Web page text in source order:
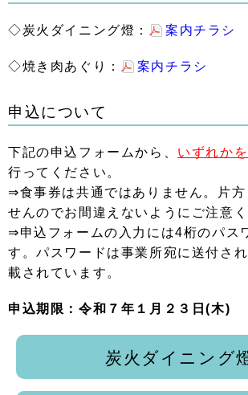
◇炭火ダイニング燈： 案内チラシ
◇焼き肉あぐり： 案内チラシ
申込について
下記の申込フォームから、 いずれか
行ってください。
⇒食事券は共通ではありません。片方
せんのでお間違えないようにご注意
⇒申込フォームの入力には4桁のパス
す。パスワードは事業所宛に送付さ
載されています。
申込期限：令和７年１月２３日(木)
炭火ダイニング